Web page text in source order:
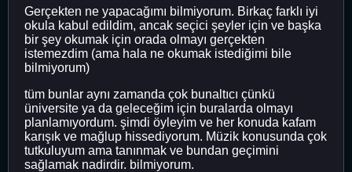
Gerçekten ne yapacağımı bilmiyorum. Birkaç farklı iyi
okula kabul edildim, ancak seçici şeyler için ve başka
bir şey okumak için orada olmayı gerçekten
istemezdim (ama hala ne okumak istediğimi bile
bilmiyorum)
tüm bunlar aynı zamanda çok bunaltıcı çünkü
üniversite ya da geleceğim için buralarda olmayı
planlamıyordum. şimdi öyleyim ve her konuda kafam
karışık ve mağlup hissediyorum. Müzik konusunda çok
tutkuluyum ama tanınmak ve bundan geçimini
sağlamak nadirdir. bilmiyorum.